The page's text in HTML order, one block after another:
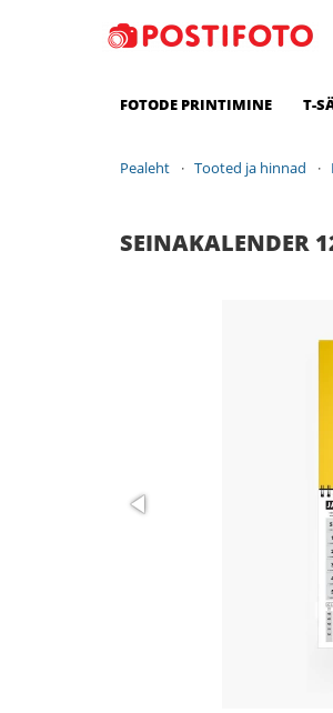
FOTODE PRINTIMINE T-
Pealeht Tooted ja hinnad
SEINAKALENDER